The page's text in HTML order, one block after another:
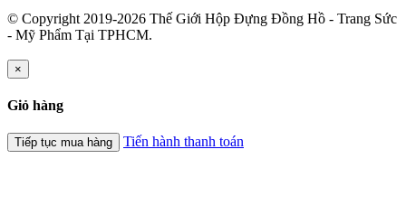
© Copyright 2019-2026 Thế Giới Hộp Đựng Đồng Hồ - Trang Sức
- Mỹ Phẩm Tại TPHCM.
×
Giỏ hàng
Tiếp tục mua hàng Tiến hành thanh toán